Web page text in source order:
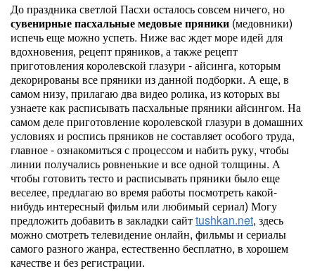
До праздника светлой Пасхи осталось совсем ничего, но
сувенирные пасхальные медовые пряники (медовники)
испечь еще можно успеть. Ниже вас ждет море идей для
вдохновения, рецепт пряников, а также рецепт
приготовления королевской глазури - айсинга, которым
декорированы все пряники из данной подборки. А еще, в
самом низу, прилагаю два видео ролика, из которых вы
узнаете как расписывать пасхальные пряники айсингом. На
самом деле приготовление королевской глазури в домашних
условиях и роспись пряников не составляет особого труда,
главное - ознакомиться с процессом и набить руку, чтобы
линии получались ровненькие и все одной толщины. А
чтобы готовить тесто и расписывать пряники было еще
веселее, предлагаю во время работы посмотреть какой-
нибудь интересный фильм или любимый сериал) Могу
предложить добавить в закладки сайтtushkan.net, здесь
можно смотреть телевидение онлайн, фильмы и сериалы
самого разного жанра, естественно бесплатно, в хорошем
качестве и без регистрации.